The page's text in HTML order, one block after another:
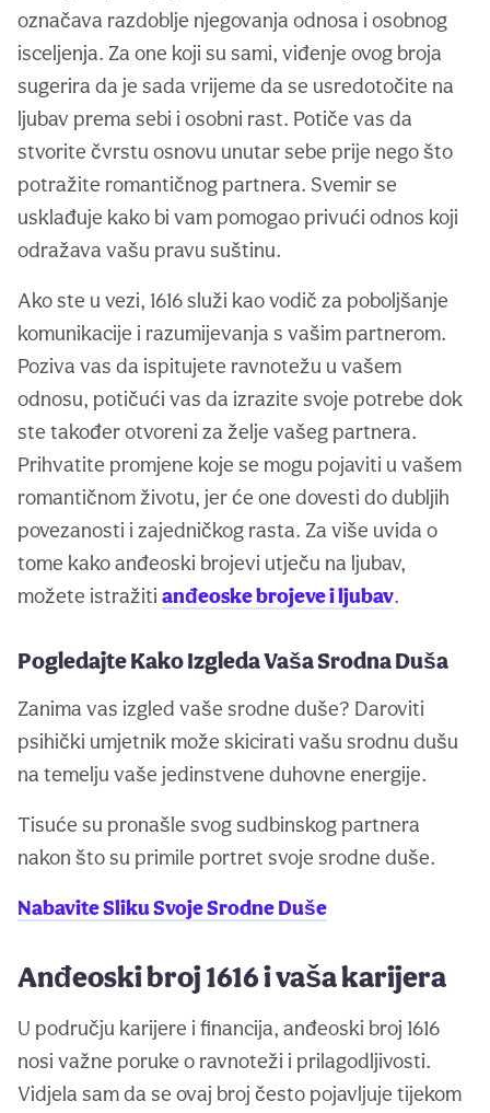
označava razdoblje njegovanja odnosa i osobnog
isceljenja. Za one koji su sami, viđenje ovog broja
sugerira da je sada vrijeme da se usredotočite na
ljubav prema sebi i osobni rast. Potiče vas da
stvorite čvrstu osnovu unutar sebe prije nego što
potražite romantičnog partnera. Svemir se
usklađuje kako bi vam pomogao privući odnos koji
odražava vašu pravu suštinu.
Ako ste u vezi, 1616 služi kao vodič za poboljšanje
komunikacije i razumijevanja s vašim partnerom.
Poziva vas da ispitujete ravnotežu u vašem
odnosu, potičući vas da izrazite svoje potrebe dok
ste također otvoreni za želje vašeg partnera.
Prihvatite promjene koje se mogu pojaviti u vašem
romantičnom životu, jer će one dovesti do dubljih
povezanosti i zajedničkog rasta. Za više uvida o
tome kako anđeoski brojevi utječu na ljubav,
možete istražiti anđeoske brojeve i ljubav.
Pogledajte Kako Izgleda Vaša Srodna Duša
Zanima vas izgled vaše srodne duše? Daroviti
psihički umjetnik može skicirati vašu srodnu dušu
na temelju vaše jedinstvene duhovne energije.
Tisuće su pronašle svog sudbinskog partnera
nakon što su primile portret svoje srodne duše.
Nabavite Sliku Svoje Srodne Duše
Anđeoski broj 1616 i vaša karijera
U području karijere i financija, anđeoski broj 1616
nosi važne poruke o ravnoteži i prilagodljivosti.
Vidjela sam da se ovaj broj često pojavljuje tijekom